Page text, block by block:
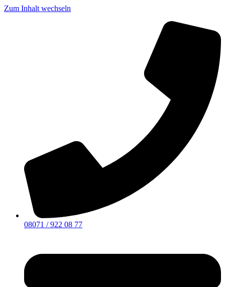
Zum Inhalt wechseln
08071 / 922 08 77